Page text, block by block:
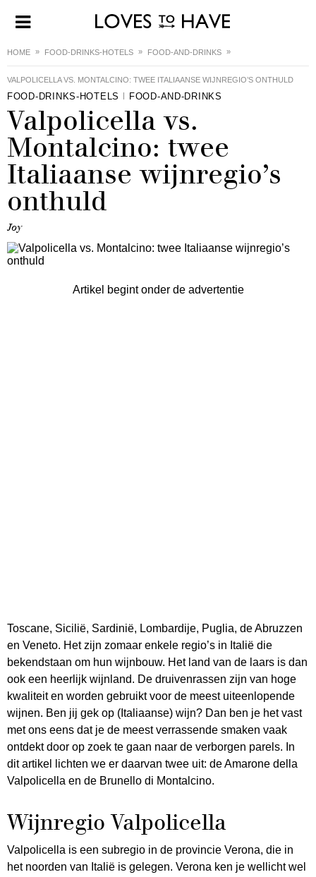
HOME FOOD-DRINKS-HOTELS FOOD-AND-DRINKS
VALPOLICELLA VS. MONTALCINO: TWEE ITALIAANSE WIJNREGIO’S ONTHULD
FOOD-DRINKS-HOTELS FOOD-AND-DRINKS
Valpolicella vs.
Montalcino: twee
Italiaanse wijnregio’s
onthuld
Joy
Artikel begint onder de advertentie
Toscane, Sicilië, Sardinië, Lombardije, Puglia, de Abruzzen
en Veneto. Het zijn zomaar enkele regio’s in Italië die
bekendstaan om hun wijnbouw. Het land van de laars is dan
ook een heerlijk wijnland. De druivenrassen zijn van hoge
kwaliteit en worden gebruikt voor de meest uiteenlopende
wijnen. Ben jij gek op (Italiaanse) wijn? Dan ben je het vast
met ons eens dat je de meest verrassende smaken vaak
ontdekt door op zoek te gaan naar de verborgen parels. In
dit artikel lichten we er daarvan twee uit: de Amarone della
Valpolicella en de Brunello di Montalcino.
Wijnregio Valpolicella
Valpolicella is een subregio in de provincie Verona, die in
het noorden van Italië is gelegen. Verona ken je wellicht wel